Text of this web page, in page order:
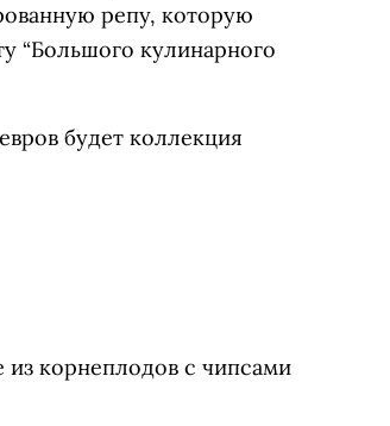
репу, которую
“Большого кулинарного
будет коллекция
корнеплодов с чипсами